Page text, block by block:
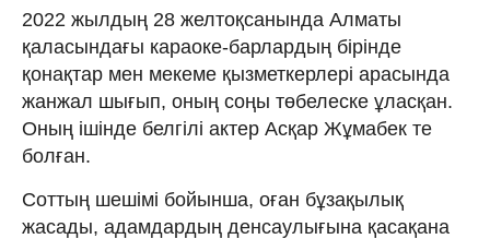
2022 жылдың 28 желтоқсанында Алматы
қаласындағы караоке-барлардың бірінде
қонақтар мен мекеме қызметкерлері арасында
жанжал шығып, оның соңы төбелеске ұласқан.
Оның ішінде белгілі актер Асқар Жұмабек те
болған.
Соттың шешімі бойынша, оған бұзақылық
жасады, адамдардың денсаулығына қасақана